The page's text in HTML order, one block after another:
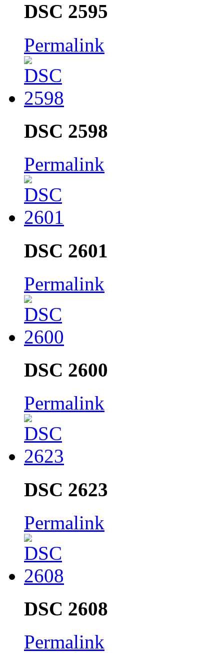
DSC 2595
Permalink
DSC 2598
Permalink
DSC 2601
Permalink
DSC 2600
Permalink
DSC 2623
Permalink
DSC 2608
Permalink